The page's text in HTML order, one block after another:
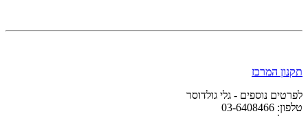
תקנון המרכז
לפרטים נוספים - גלי גולדוסר
טלפון: 03-6408466